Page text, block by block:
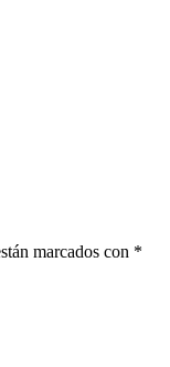
marcados con *